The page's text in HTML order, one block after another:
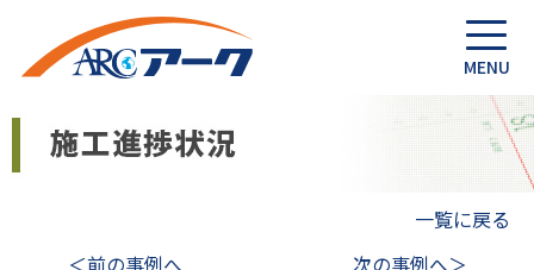
一覧に戻る
＜前の事例へ
次の事例へ＞